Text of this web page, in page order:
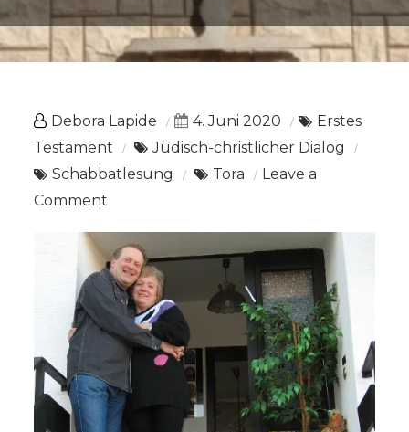
Debora Lapide 4. Juni 2020
Erstes
Testament
Jüdisch-christlicher Dialog
Schabbatlesung
Tora
Leave a
Comment
Nasso:
Numeri
4:21
–
7:89